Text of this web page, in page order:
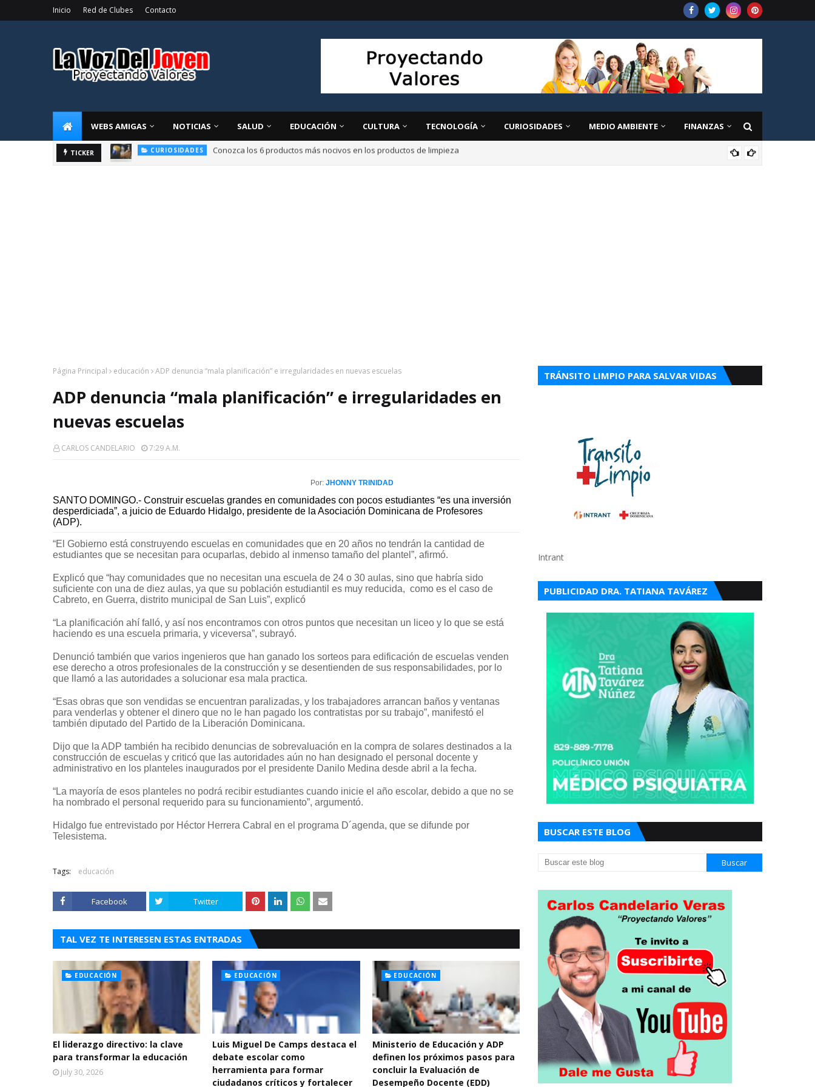
Inicio Red de Clubes Contacto
WEBS AMIGAS NOTICIAS SALUD EDUCACIÓN CULTURA TECNOLOGÍA CURIOSIDADES MEDIO AMBIENTE FINANZAS
TICKER OPINIÓN La alegría de compartir
Página Principal educación ADP denuncia “mala planificación” e irregularidades en nuevas escuelas
ADP denuncia “mala planificación” e irregularidades en
nuevas escuelas
CARLOS CANDELARIO 7:29 A.m.
Por: JHONNY TRINIDAD
SANTO DOMINGO.- Construir escuelas grandes en comunidades con pocos estudiantes “es una inversión
desperdiciada”, a juicio de Eduardo Hidalgo, presidente de la Asociación Dominicana de Profesores
(ADP).
“El Gobierno está construyendo escuelas en comunidades que en 20 años no tendrán la cantidad de
estudiantes que se necesitan para ocuparlas, debido al inmenso tamaño del plantel”, afirmó.
Explicó que “hay comunidades que no necesitan una escuela de 24 o 30 aulas, sino que habría sido
suficiente con una de diez aulas, ya que su población estudiantil es muy reducida, como es el caso de
Cabreto, en Guerra, distrito municipal de San Luis”, explicó
“La planificación ahí falló, y así nos encontramos con otros puntos que necesitan un liceo y lo que se está
haciendo es una escuela primaria, y viceversa”, subrayó.
Denunció también que varios ingenieros que han ganado los sorteos para edificación de escuelas venden
ese derecho a otros profesionales de la construcción y se desentienden de sus responsabilidades, por lo
que llamó a las autoridades a solucionar esa mala practica.
“Esas obras que son vendidas se encuentran paralizadas, y los trabajadores arrancan baños y ventanas
para venderlas y obtener el dinero que no le han pagado los contratistas por su trabajo”, manifestó el
también diputado del Partido de la Liberación Dominicana.
Dijo que la ADP también ha recibido denuncias de sobrevaluación en la compra de solares destinados a la
construcción de escuelas y criticó que las autoridades aún no han designado el personal docente y
administrativo en los planteles inaugurados por el presidente Danilo Medina desde abril a la fecha.
“La mayoría de esos planteles no podrá recibir estudiantes cuando inicie el año escolar, debido a que no se
ha nombrado el personal requerido para su funcionamiento”, argumentó.
Hidalgo fue entrevistado por Héctor Herrera Cabral en el programa D´agenda, que se difunde por
Telesistema.
Tags: educación
Facebook Twitter
TAL VEZ TE INTERESEN ESTAS ENTRADAS
EDUCACIÓN
El liderazgo directivo: la clave
para transformar la educación
July 30, 2026
EDUCACIÓN
Luis Miguel De Camps destaca el
debate escolar como
herramienta para formar
ciudadanos críticos y fortalecer
EDUCACIÓN
Ministerio de Educación y ADP
definen los próximos pasos para
concluir la Evaluación de
Desempeño Docente (EDD)
TRÁNSITO LIMPIO PARA SALVAR VIDAS
Intrant
PUBLICIDAD DRA. TATIANA TAVÁREZ
BUSCAR ESTE BLOG